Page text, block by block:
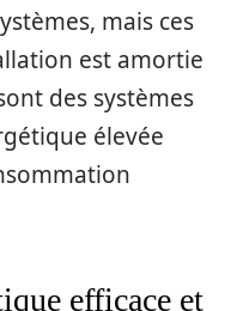
mais ces
est amortie
des systèmes
élevée
efficace et